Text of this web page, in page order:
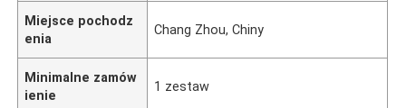
Miejsce pochodz
enia
Chang Zhou, Chiny
Minimalne zamów
ienie
1 zestaw